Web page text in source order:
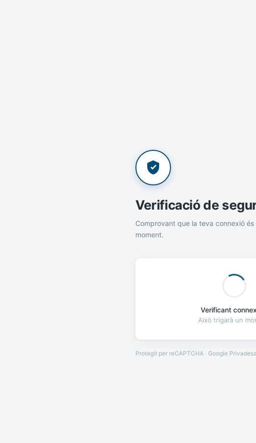
Verificació de
Comprovant que la teva connexió és
moment.
Verificant
Això trigarà un
Protegit per reCAPTCHA · Google Privadesa